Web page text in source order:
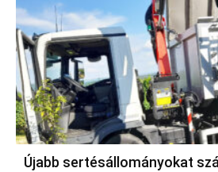
Újabb sertésállományokat